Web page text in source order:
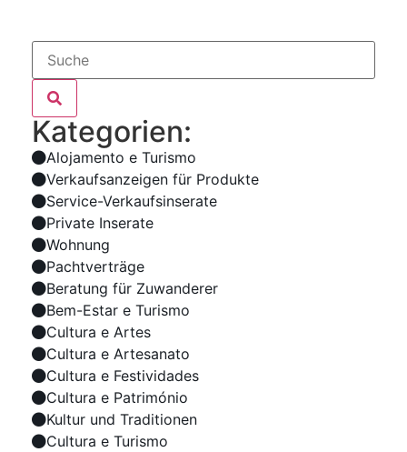
Kategorien:
Alojamento e Turismo
Verkaufsanzeigen für Produkte
Service-Verkaufsinserate
Private Inserate
Wohnung
Pachtverträge
Beratung für Zuwanderer
Bem-Estar e Turismo
Cultura e Artes
Cultura e Artesanato
Cultura e Festividades
Cultura e Património
Kultur und Traditionen
Cultura e Turismo